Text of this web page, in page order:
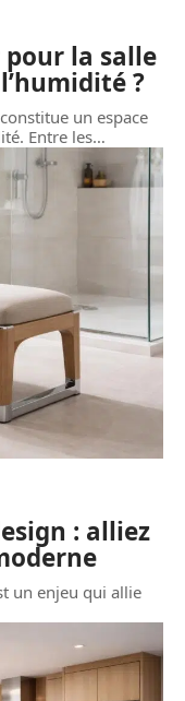
la salle
?
un espace
Entre les…
: alliez
un enjeu qui allie